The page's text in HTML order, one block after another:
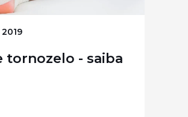
tornozelo - saiba